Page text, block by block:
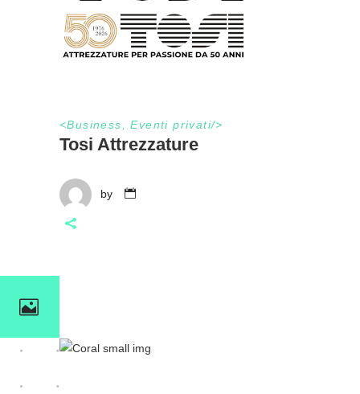
<Business,Eventi privati/>
Tosi Attrezzature
by